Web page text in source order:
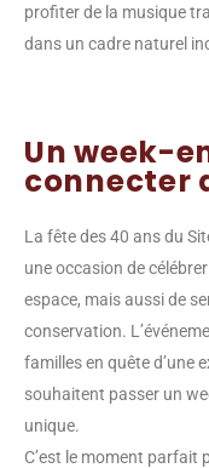
profiter de la musique
dans un cadre naturel
Un week-
connecter
La fête des 40 ans du
une occasion de
espace, mais aussi de
conservation.
familles en quête d’une
souhaitent passer un
unique.
C’est le moment parfait